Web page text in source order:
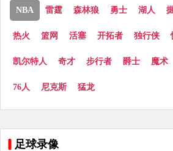
NBA 雷霆 森林狼 勇士 湖人
热火 篮网 活塞 开拓者 独行侠
凯尔特人 奇才 步行者 爵士 魔术
76人 尼克斯 猛龙
足球录像